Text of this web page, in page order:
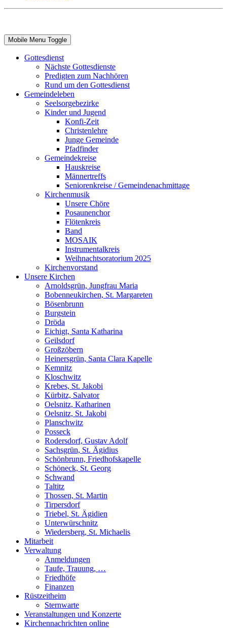
Mobile Menu Toggle
Gottesdienst
Nächste Gottesdienste
Predigten zum Nachhören
Rund um den Gottesdienst
Gemeindeleben
Seelsorgebezirke
Kinder und Jugend
Konfi-Zeit
Christenlehre
Junge Gemeinde
Pfadfinder
Gemeindekreise
Hauskreise
Männertreffs
Seniorenkreise / Gemeindenachmittage
Kirchenmusik
Unsere Chöre
Posaunenchor
Flötenkreis
Band
MOSAIK
Instrumentalkreis
Weihnachtsoratorium 2025
Kirchenvorstand
Unsere Kirchen
Arnoldsgrün, Jungfrau Maria
Bobenneukirchen, St. Margareten
Bösenbrunn
Burgstein
Dröda
Eichigt, Santa Katharina
Geilsdorf
Großzöbern
Heinersgrün, Santa Clara Kapelle
Kemnitz
Kloschwitz
Krebes, St. Jakobi
Kürbitz, Salvator
Oelsnitz, Katharinen
Oelsnitz, St. Jakobi
Planschwitz
Posseck
Rodersdorf, Gustav Adolf
Sachsgrün, St. Ägidius
Schönbrunn, Friedhofskapelle
Schöneck, St. Georg
Schwand
Taltitz
Thossen, St. Martin
Tirpersdorf
Triebel, St. Ägidien
Unterwürschnitz
Wiedersberg, St. Michaelis
Mitarbeit
Verwaltung
Anmeldungen
Taufe, Trauung, …
Friedhöfe
Finanzen
Rüstzeitheim
Sternwarte
Veranstaltungen und Konzerte
Kirchennachrichten online